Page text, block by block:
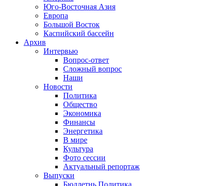
Юго-Восточная Азия
Европа
Большой Восток
Каспийский бассейн
Архив
Интервью
Вопрос-ответ
Сложный вопрос
Наши
Новости
Политика
Общество
Экономика
Финансы
Энергетика
В мире
Культура
Фото сессии
Актуальный репортаж
Выпуски
Бюллетнь Политика